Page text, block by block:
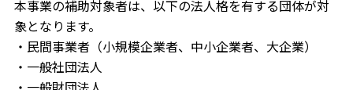
本事業の補助対象者は、以下の法人格を有する団体が対
象となります。
・民間事業者（小規模企業者、中小企業者、大企業）
・一般社団法人